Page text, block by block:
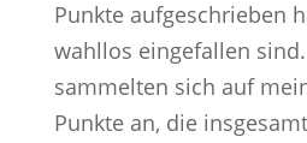
Punkte aufgeschrieben
wahllos eingefallen
sammelten sich auf
Punkte an, die